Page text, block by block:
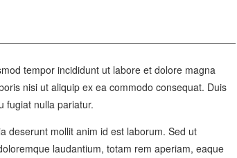
tempor incididunt ut labore et dolore magna
nisi ut aliquip ex ea commodo consequat. Duis
fugiat nulla pariatur.
deserunt mollit anim id est laborum. Sed ut
laudantium, totam rem aperiam, eaque